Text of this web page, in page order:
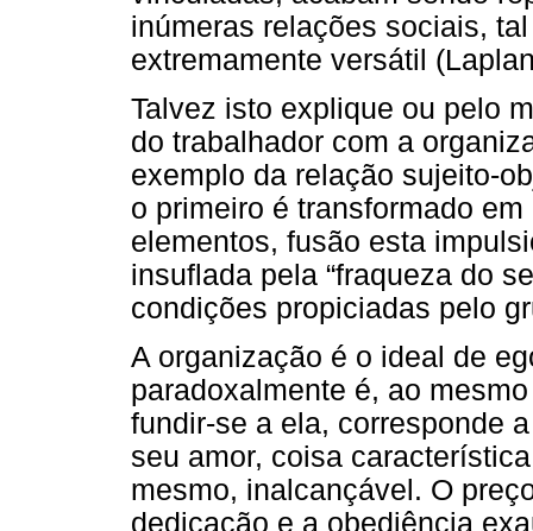
inúmeras relações sociais,
extremamente versátil
Talvez isto explique ou pelo
do trabalhador com a
exemplo da relação sujeito-
o primeiro é transformado
elementos, fusão esta
insuflada pela “fraqueza do
condições propiciadas pelo
A organização é o ideal de
paradoxalmente é, ao
fundir-se a ela, corresponde
seu amor, coisa
mesmo, inalcançável. O
dedicação e a obediência